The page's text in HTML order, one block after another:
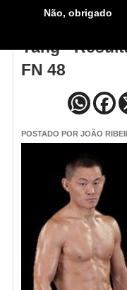
Não, obrigado
Ning
Yang -
FN 48
POSTADO POR JOÃO